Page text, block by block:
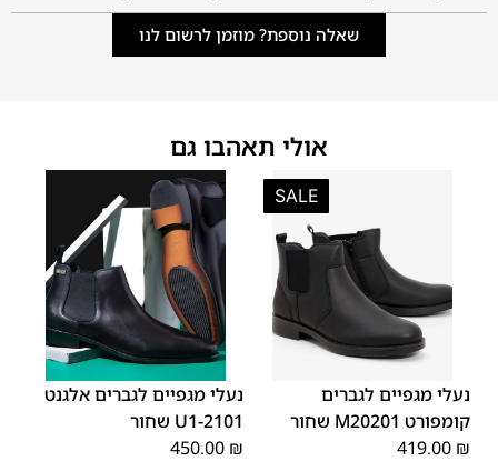
שאלה נוספת? מוזמן לרשום לנו
אולי תאהבו גם
SALE
40
41
42
43
נעלי מגפיים לגברים
קומפורט M20201 שחור
419.00 ₪
39
42
43
44
45
46
נעלי מגפיים לגברים אלגנט
2101-U1 שחור
450.00 ₪